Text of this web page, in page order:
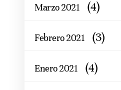
Marzo 2021 (4)
Febrero 2021 (3)
Enero 2021 (4)